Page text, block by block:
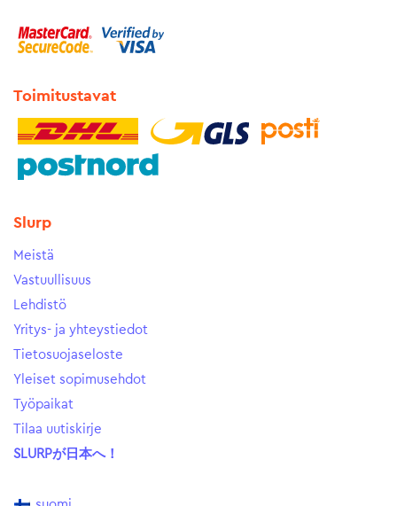
Toimitustavat
Slurp
Meistä
Vastuullisuus
Lehdistö
Yritys- ja yhteystiedot
Tietosuojaseloste
Yleiset sopimusehdot
Työpaikat
Tilaa uutiskirje
SLURPが日本へ！